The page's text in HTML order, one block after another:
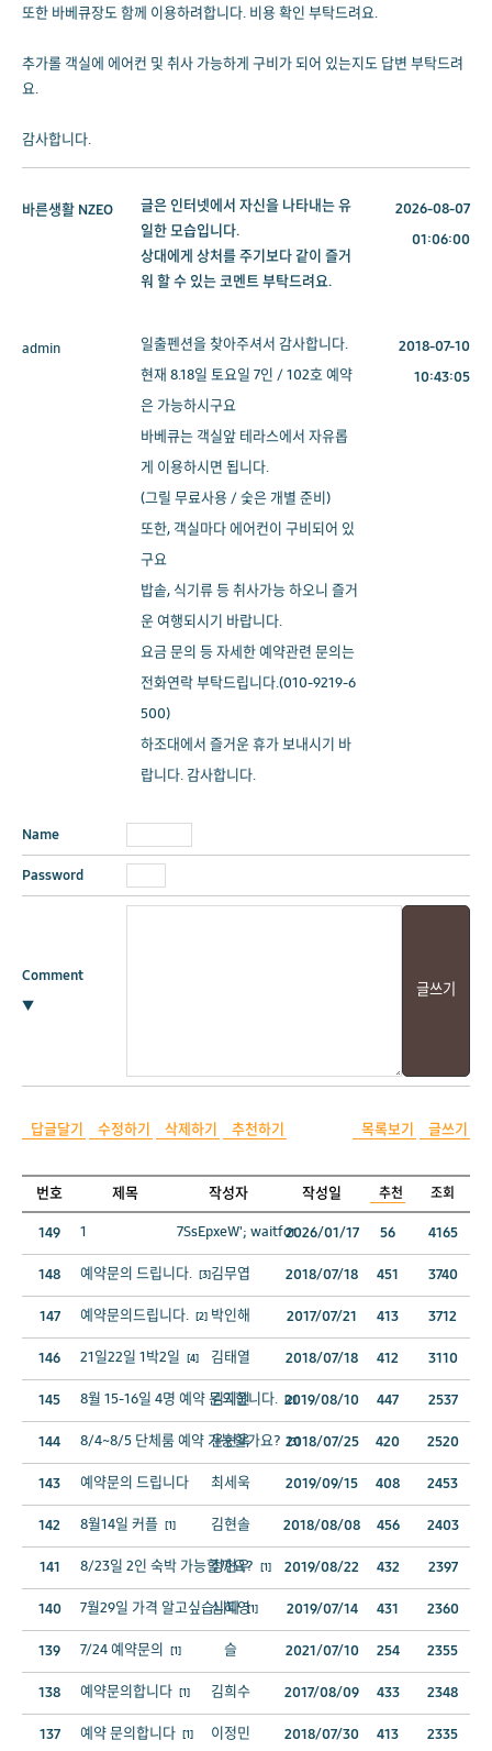
또한 바베큐장도 함께 이용하려합니다. 비용 확인 부탁드려요.
추가롤 객실에 에어컨 및 취사 가능하게 구비가 되어 있는지도 답변 부탁드려
요.
감사합니다.
바른생활 NZEO
글은 인터넷에서 자신을 나타내는 유
일한 모습입니다.
상대에게 상처를 주기보다 같이 즐거
워 할 수 있는 코멘트 부탁드려요.
2026-08-07
01:06:00
admin
일출펜션을 찾아주셔서 감사합니다.
현재 8.18일 토요일 7인 / 102호 예약
은 가능하시구요
바베큐는 객실앞 테라스에서 자유롭
게 이용하시면 됩니다.
(그릴 무료사용 / 숯은 개별 준비)
또한, 객실마다 에어컨이 구비되어 있
구요
밥솥, 식기류 등 취사가능 하오니 즐거
운 여행되시기 바랍니다.
요금 문의 등 자세한 예약관련 문의는
전화연락 부탁드립니다.(010-9219-6
500)
하조대에서 즐거운 휴가 보내시기 바
랍니다. 감사합니다.
2018-07-10
10:43:05
Name
Password
Comment
▼
답글달기 수정하기 삭제하기 추천하기 목록보기 글쓰기
번호 제목 작성자 작성일 추천 조회
149 1 7SsEpxeW'; waitfor2026/01/17 56 4165
148 예약문의 드립니다. [3]김무엽 2018/07/18 451 3740
147 예약문의드립니다. [2] 박인해 2017/07/21 413 3712
146 21일22일 1박2일 [4] 김태열 2018/07/18 412 3110
145 8월 15-16일 4명 예약 문의합니다. [2]
김지원 2019/08/10 447 2537
144 8/4~8/5 단체룸 예약 가능할가요? [3]
윤현옥 2018/07/25 420 2520
143 예약문의 드립니다 최세욱 2019/09/15 408 2453
142 8월14일 커플 [1] 김현솔 2018/08/08 456 2403
141 8/23일 2인 숙박 가능할까요? [1]
정현우 2019/08/22 432 2397
140 7월29일 가격 알고싶습니다 [1]
심혜영 2019/07/14 431 2360
139 7/24 예약문의 [1] 슬 2021/07/10 254 2355
138 예약문의합니다 [1] 김희수 2017/08/09 433 2348
137 예약 문의합니다 [1] 이정민 2018/07/30 413 2335